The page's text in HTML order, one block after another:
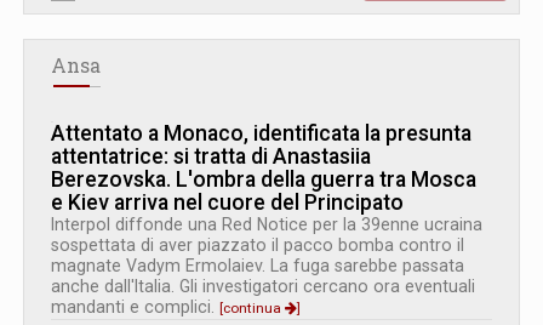
Ansa
Attentato a Monaco, identificata la presunta
attentatrice: si tratta di Anastasiia
Berezovska. L'ombra della guerra tra Mosca
e Kiev arriva nel cuore del Principato
Interpol diffonde una Red Notice per la 39enne ucraina
sospettata di aver piazzato il pacco bomba contro il
magnate Vadym Ermolaiev. La fuga sarebbe passata
anche dall'Italia. Gli investigatori cercano ora eventuali
mandanti e complici.
[continua
]